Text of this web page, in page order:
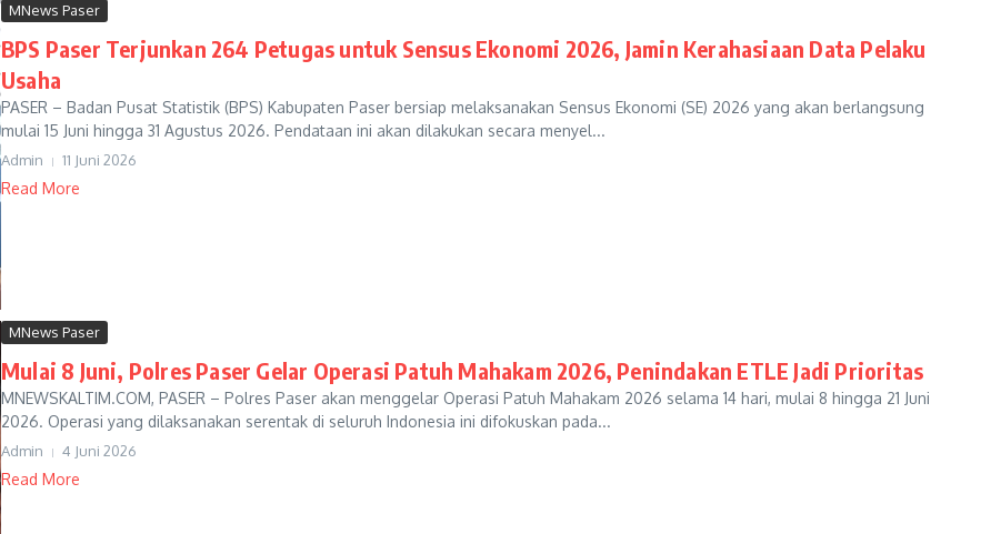
MNews Paser
BPS Paser Terjunkan 264 Petugas untuk Sensus Ekonomi 2026, Jamin Kerahasiaan Data Pelaku
Usaha
PASER – Badan Pusat Statistik (BPS) Kabupaten Paser bersiap melaksanakan Sensus Ekonomi (SE) 2026 yang akan berlangsung
mulai 15 Juni hingga 31 Agustus 2026. Pendataan ini akan dilakukan secara menyel...
Admin 11 Juni 2026
Read More
MNews Paser
Mulai 8 Juni, Polres Paser Gelar Operasi Patuh Mahakam 2026, Penindakan ETLE Jadi Prioritas
MNEWSKALTIM.COM, PASER – Polres Paser akan menggelar Operasi Patuh Mahakam 2026 selama 14 hari, mulai 8 hingga 21 Juni
2026. Operasi yang dilaksanakan serentak di seluruh Indonesia ini difokuskan pada...
Admin 4 Juni 2026
Read More